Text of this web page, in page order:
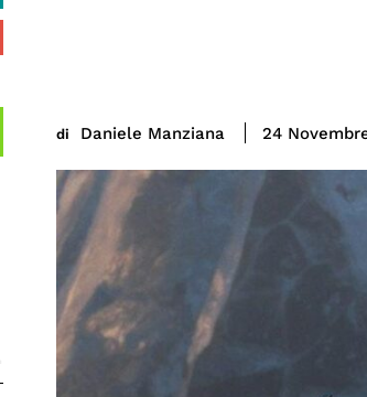
di Daniele Manziana 24